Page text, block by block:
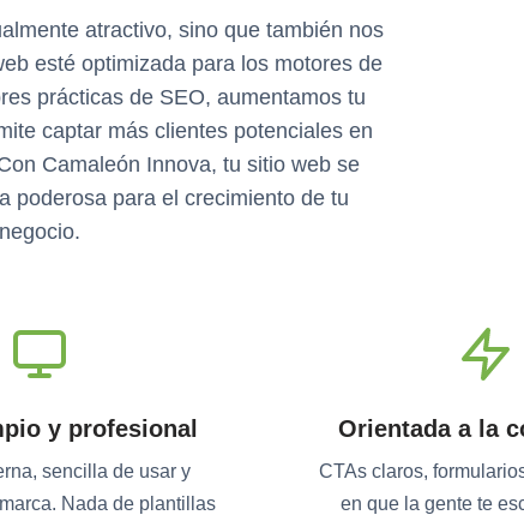
atractivo, sino que también nos
esté optimizada para los motores de
prácticas de SEO, aumentamos tu
captar más clientes potenciales en
Camaleón Innova, tu sitio web se
poderosa para el crecimiento de tu
negocio.
y profesional
sencilla de usar y
Nada de plantillas
Orientada a la
CTAs claros,
en que la gente te